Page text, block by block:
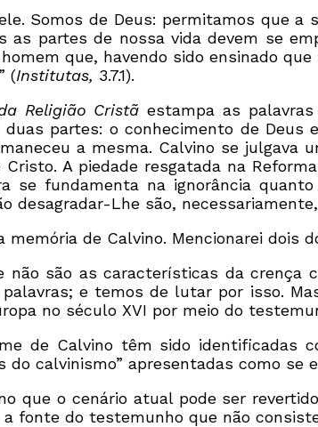
Somos de Deus: permitamos que
as partes de nossa vida devem se
que, havendo sido ensinado
(Institutas, 3.7.1).
Religião Cristã estampa as
partes: o conhecimento de Deus
a mesma. Calvino se julgava
A piedade resgatada na
se fundamenta na ignorância
desagradar-Lhe são,
de Calvino. Mencionarei dois
são as características da crença
e temos de lutar por isso.
no século XVI por meio do
de Calvino têm sido identificadas
calvinismo” apresentadas como
que o cenário atual pode ser
fonte do testemunho que não